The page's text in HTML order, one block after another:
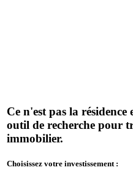
Ce n'est pas la résidence
outil de recherche pour
immobilier.
Choisissez votre investissement :